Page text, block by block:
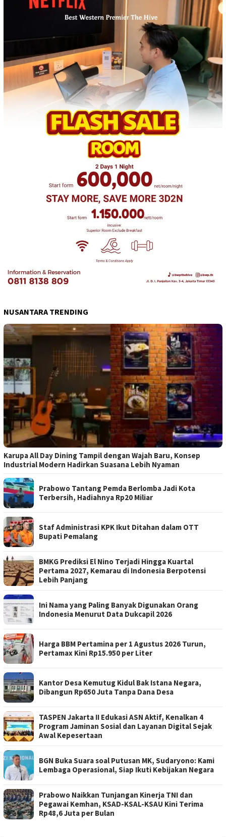
NUSANTARA TRENDING
Karupa All Day Dining Tampil dengan Wajah Baru, Konsep
Industrial Modern Hadirkan Suasana Lebih Nyaman
Prabowo Tantang Pemda Berlomba Jadi Kota
Terbersih, Hadiahnya Rp20 Miliar
Staf Administrasi KPK Ikut Ditahan dalam OTT
Bupati Pemalang
BMKG Prediksi El Nino Terjadi Hingga Kuartal
Pertama 2027, Kemarau di Indonesia Berpotensi
Lebih Panjang
Ini Nama yang Paling Banyak Digunakan Orang
Indonesia Menurut Data Dukcapil 2026
Harga BBM Pertamina per 1 Agustus 2026 Turun,
Pertamax Kini Rp15.950 per Liter
Kantor Desa Kemutug Kidul Bak Istana Negara,
Dibangun Rp650 Juta Tanpa Dana Desa
TASPEN Jakarta II Edukasi ASN Aktif, Kenalkan 4
Program Jaminan Sosial dan Layanan Digital Sejak
Awal Kepesertaan
BGN Buka Suara soal Putusan MK, Sudaryono: Kami
Lembaga Operasional, Siap Ikuti Kebijakan Negara
Prabowo Naikkan Tunjangan Kinerja TNI dan
Pegawai Kemhan, KSAD-KSAL-KSAU Kini Terima
Rp48,6 Juta per Bulan